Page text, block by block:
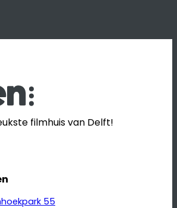
filmhuis van Delft!
55